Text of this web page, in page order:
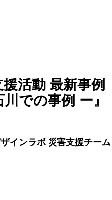
活動 最新事例
での事例 ー』
インラボ 災害支援チー